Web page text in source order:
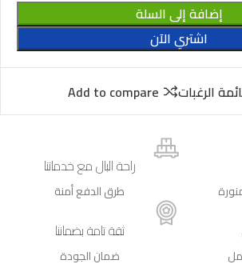
إضافة إلى السلة
اشتري الآن
الرغبات Add to compare
راحة البال مع خدماتنا
طرق الدفع أمنة
ثقة تامة بضماننا
ضمان الجودة